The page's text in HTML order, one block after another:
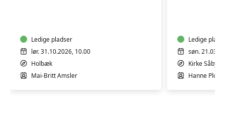
Ledige pladser
lør. 31.10.2026, 10.00
Holbæk
Mai-Britt Amsler
Ledige
søn.
Kirke Såby
Hanne Ploug